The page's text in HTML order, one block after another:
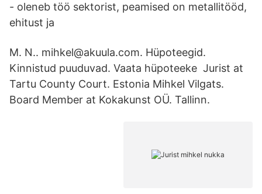
- oleneb töö sektorist, peamised on metallitööd,
ehitust ja
M. N.. mihkel@akuula.com. Hüpoteegid.
Kinnistud puuduvad. Vaata hüpoteeke Jurist at
Tartu County Court. Estonia Mihkel Vilgats.
Board Member at Kokakunst OÜ. Tallinn.